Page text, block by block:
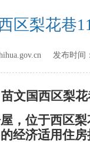
区梨花巷
发布时间
苗文国西区梨
，位于西区
经济适用住